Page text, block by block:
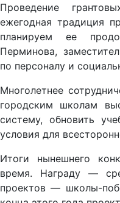
Проведение
ежегодная традиция
планируем ее
Перминова,
по персоналу и
Многолетнее
городским школам
систему, обновить
условия для
Итоги нынешнего
время. Награду —
проектов — школы-